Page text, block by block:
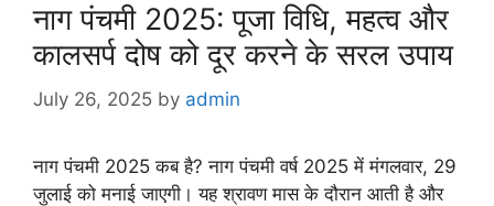
नाग पंचमी 2025: पूजा विधि, महत्व और
कालसर्प दोष को दूर करने के सरल उपाय
July 26, 2025 by admin
नाग पंचमी 2025 कब है? नाग पंचमी वर्ष 2025 में मंगलवार, 29
जुलाई को मनाई जाएगी। यह श्रावण मास के दौरान आती है और